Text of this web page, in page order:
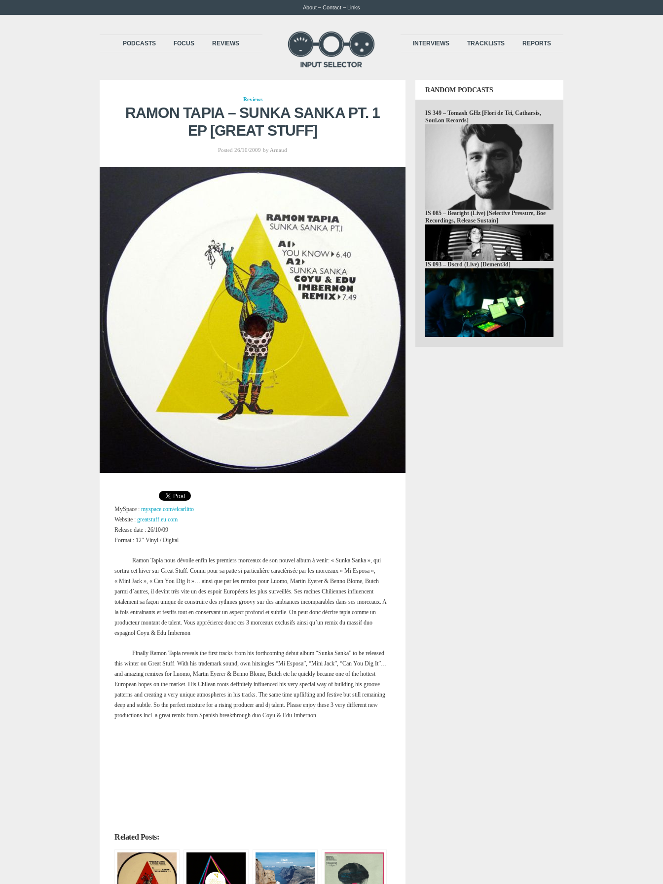
About – Contact – Links
PODCASTS FOCUS REVIEWS INTERVIEWS TRACKLISTS REPORTS
Reviews
RAMON TAPIA – SUNKA SANKA PT. 1
EP [GREAT STUFF]
Posted 26/10/2009 by Arnaud
MySpace : myspace.com/elcarlitto
Website : greatstuff.eu.com
Release date : 26/10/09
Format : 12″ Vinyl / Digital
Ramon Tapia nous dévoile enfin les premiers morceaux de son nouvel album à venir: « Sunka Sanka », qui
sortira cet hiver sur Great Stuff. Connu pour sa patte si particulière caractèrisée par les morceaux « Mi Esposa »,
« Mini Jack », « Can You Dig It »… ainsi que par les remixs pour Luomo, Martin Eyerer & Benno Blome, Butch
parmi d’autres, il devint très vite un des espoir Européens les plus surveillés. Ses racines Chiliennes influencent
totalement sa façon unique de construire des rythmes groovy sur des ambiances incomparables dans ses morceaux. A
la fois entrainants et festifs tout en conservant un aspect profond et subtile. On peut donc décrire tapia comme un
producteur montant de talent. Vous apprécierez donc ces 3 morceaux exclusifs ainsi qu’un remix du massif duo
espagnol Coyu & Edu Imbernon
Finally Ramon Tapia reveals the first tracks from his forthcoming debut album “Sunka Sanka” to be released
this winter on Great Stuff. With his trademark sound, own hitsingles “Mi Esposa”, “Mini Jack”, “Can You Dig It”…
and amazing remixes for Luomo, Martin Eyerer & Benno Blome, Butch etc he quickly became one of the hottest
European hopes on the market. His Chilean roots definitely influenced his very special way of building his groove
patterns and creating a very unique atmospheres in his tracks. The same time upflifting and festive but still remaining
deep and subtle. So the perfect mixture for a rising producer and dj talent. Please enjoy these 3 very different new
productions incl. a great remix from Spanish breakthrough duo Coyu & Edu Imbernon.
Related Posts:
RANDOM PODCASTS
IS 349 – Tomash GHz [Flori de Tei, Catharsis,
Soul.on Records]
IS 085 – Bearight (Live) [Selective Pressure, Boe
Recordings, Release Sustain]
IS 093 – Dscrd (Live) [Dement3d]